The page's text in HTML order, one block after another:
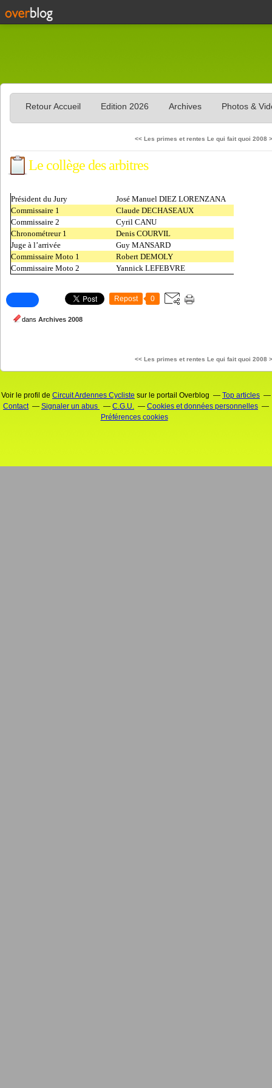
Retour Accueil Edition 2026 Archives Photos &
<< Les primes et rentes Le qui fait quoi 2008
Le collège des arbitres
Président du Jury
José Manuel DIEZ LORENZANA
Commissaire 1
Claude DECHASEAUX
Commissaire 2
Cyril CANU
Chronométreur 1
Denis COURVIL
Juge à l’arrivée
Guy MANSARD
Commissaire Moto 1
Robert DEMOLY
Commissaire Moto 2
Yannick LEFEBVRE
Repost 0
dans Archives 2008
<< Les primes et rentes Le qui fait quoi 2008
Voir le profil de Circuit Ardennes Cycliste sur le portail Overblog
Top articles
Contact
Signaler un abus C.G.U.
Cookies et données personnelles
Préférences cookies